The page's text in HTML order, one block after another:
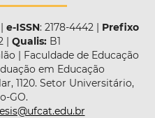
| e-ISSN: 2178-4442 | Prefixo
| Qualis:B1
| Faculdade de Educação
em Educação
1120. Setor Universitário,
GO.